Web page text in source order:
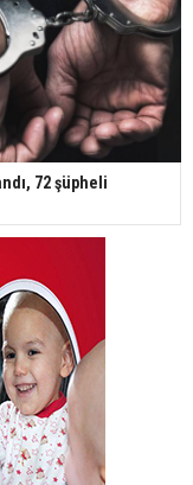
72 şüpheli